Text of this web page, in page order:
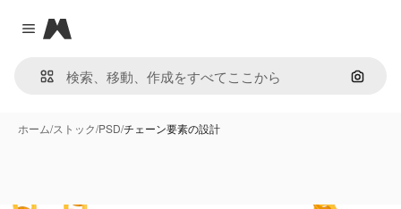
Close menu
Magnific
画像で
ホーム/ストック/PSD/チェーン要素の設計